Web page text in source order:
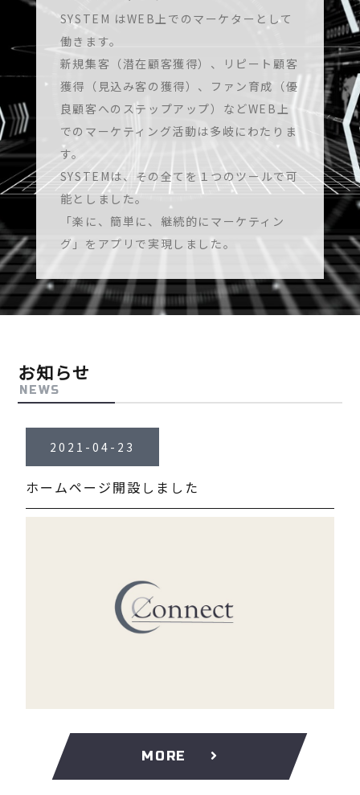
SYSTEM はWEB上でのマーケターとして
働きます。
新規集客（潜在顧客獲得）、リピート顧客
獲得（見込み客の獲得）、ファン育成（優
良顧客へのステップアップ）などWEB上
でのマーケティング活動は多岐にわたりま
す。
SYSTEMは、その全てを１つのツールで可
能としました。
「楽に、簡単に、継続的にマーケティン
グ」をアプリで実現しました。
お知らせ
NEWS
2021-04-23
ホームページ開設しました
MORE